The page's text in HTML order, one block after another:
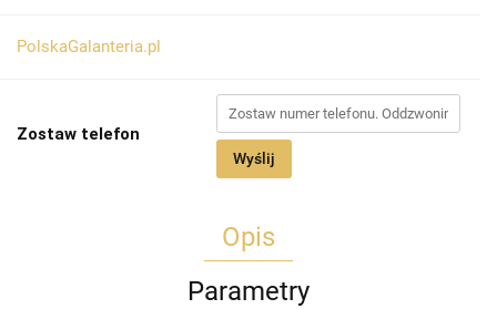
PolskaGalanteria.pl
Zostaw telefon
Wyślij
Opis
Parametry